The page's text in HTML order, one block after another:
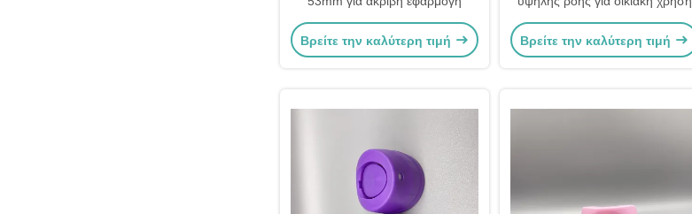
Βρείτε την καλύτερη τιμή Βρείτε την καλύτερη τιμή